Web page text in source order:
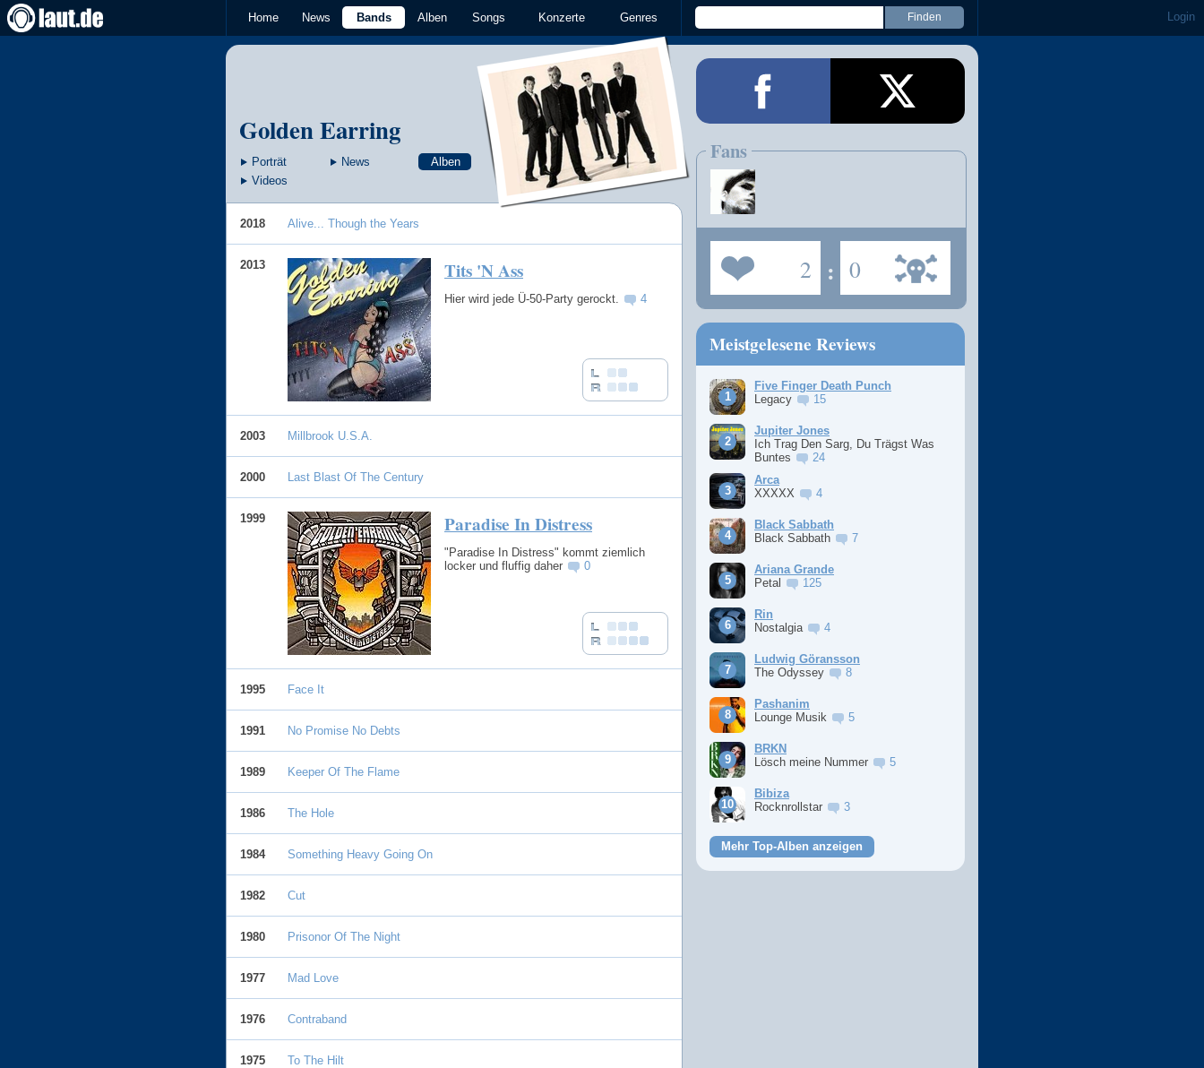
Home News Bands Alben Songs Konzerte Genres Login
Golden Earring
Porträt News
Alben
Videos
2018 Alive... Though the Years
2013 Tits 'N Ass
Hier wird jede Ü-50-Party gerockt. 4
2003 Millbrook U.S.A.
2000 Last Blast Of The Century
1999 Paradise In Distress
"Paradise In Distress" kommt ziemlich
locker und fluffig daher
0
1995 Face It
1991 No Promise No Debts
1989 Keeper Of The Flame
1986 The Hole
1984 Something Heavy Going On
1982 Cut
1980 Prisonor Of The Night
1977 Mad Love
1976 Contraband
1975 To The Hilt
Fans
2 : 0
Meistgelesene Reviews
Five Finger Death Punch
Legacy
15
Jupiter Jones
Ich Trag Den Sarg, Du Trägst Was
Buntes
24
Arca
XXXXX
4
Black Sabbath
Black Sabbath
7
Ariana Grande
Petal
125
Rin
Nostalgia
4
Ludwig Göransson
The Odyssey
8
Pashanim
Lounge Musik
5
BRKN
Lösch meine Nummer
5
Bibiza
Rocknrollstar
3
Mehr Top-Alben anzeigen